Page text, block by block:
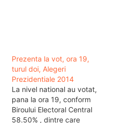
Prezenta la vot, ora 19,
turul doi, Alegeri
Prezidentiale 2014
La nivel national au votat,
pana la ora 19, conform
Biroului Electoral Central
58.50% , dintre care